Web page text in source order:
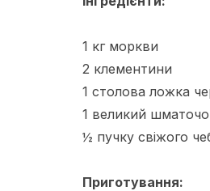
1 кг моркви
2 клементини
1 столова ложка
1 великий
½ пучку свіжого
Приготування: